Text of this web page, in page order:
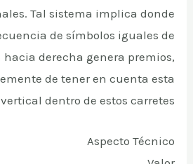
Tal sistema implica donde
de símbolos iguales de
hacia derecha genera premios,
de tener en cuenta esta
dentro de estos carretes.
Aspecto Técnico